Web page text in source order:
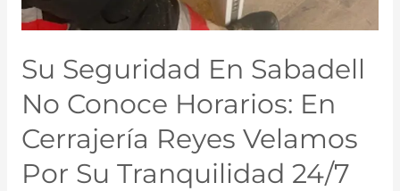
Su Seguridad En Sabadell
No Conoce Horarios: En
Cerrajería Reyes Velamos
Por Su Tranquilidad 24/7